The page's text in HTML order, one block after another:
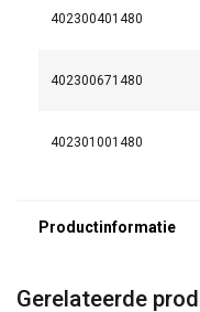
402300401480
402300671480
402301001480
25% hogere
gepoederlakt in
Gerelateerde